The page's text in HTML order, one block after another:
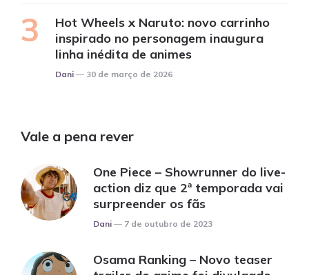
Hot Wheels x Naruto: novo carrinho
inspirado no personagem inaugura
linha inédita de animes
Posted
Dani 30 de março de 2026
Vale a pena rever
One Piece – Showrunner do live-
action diz que 2ª temporada vai
surpreender os fãs
Posted
Dani 7 de outubro de 2023
Osama Ranking – Novo teaser